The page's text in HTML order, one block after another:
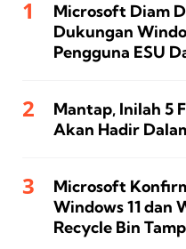
Microsoft Diam
Dukungan
Pengguna ESU
Mantap, Inilah 5
Akan Hadir
Microsoft
Windows 11 dan
Recycle Bin